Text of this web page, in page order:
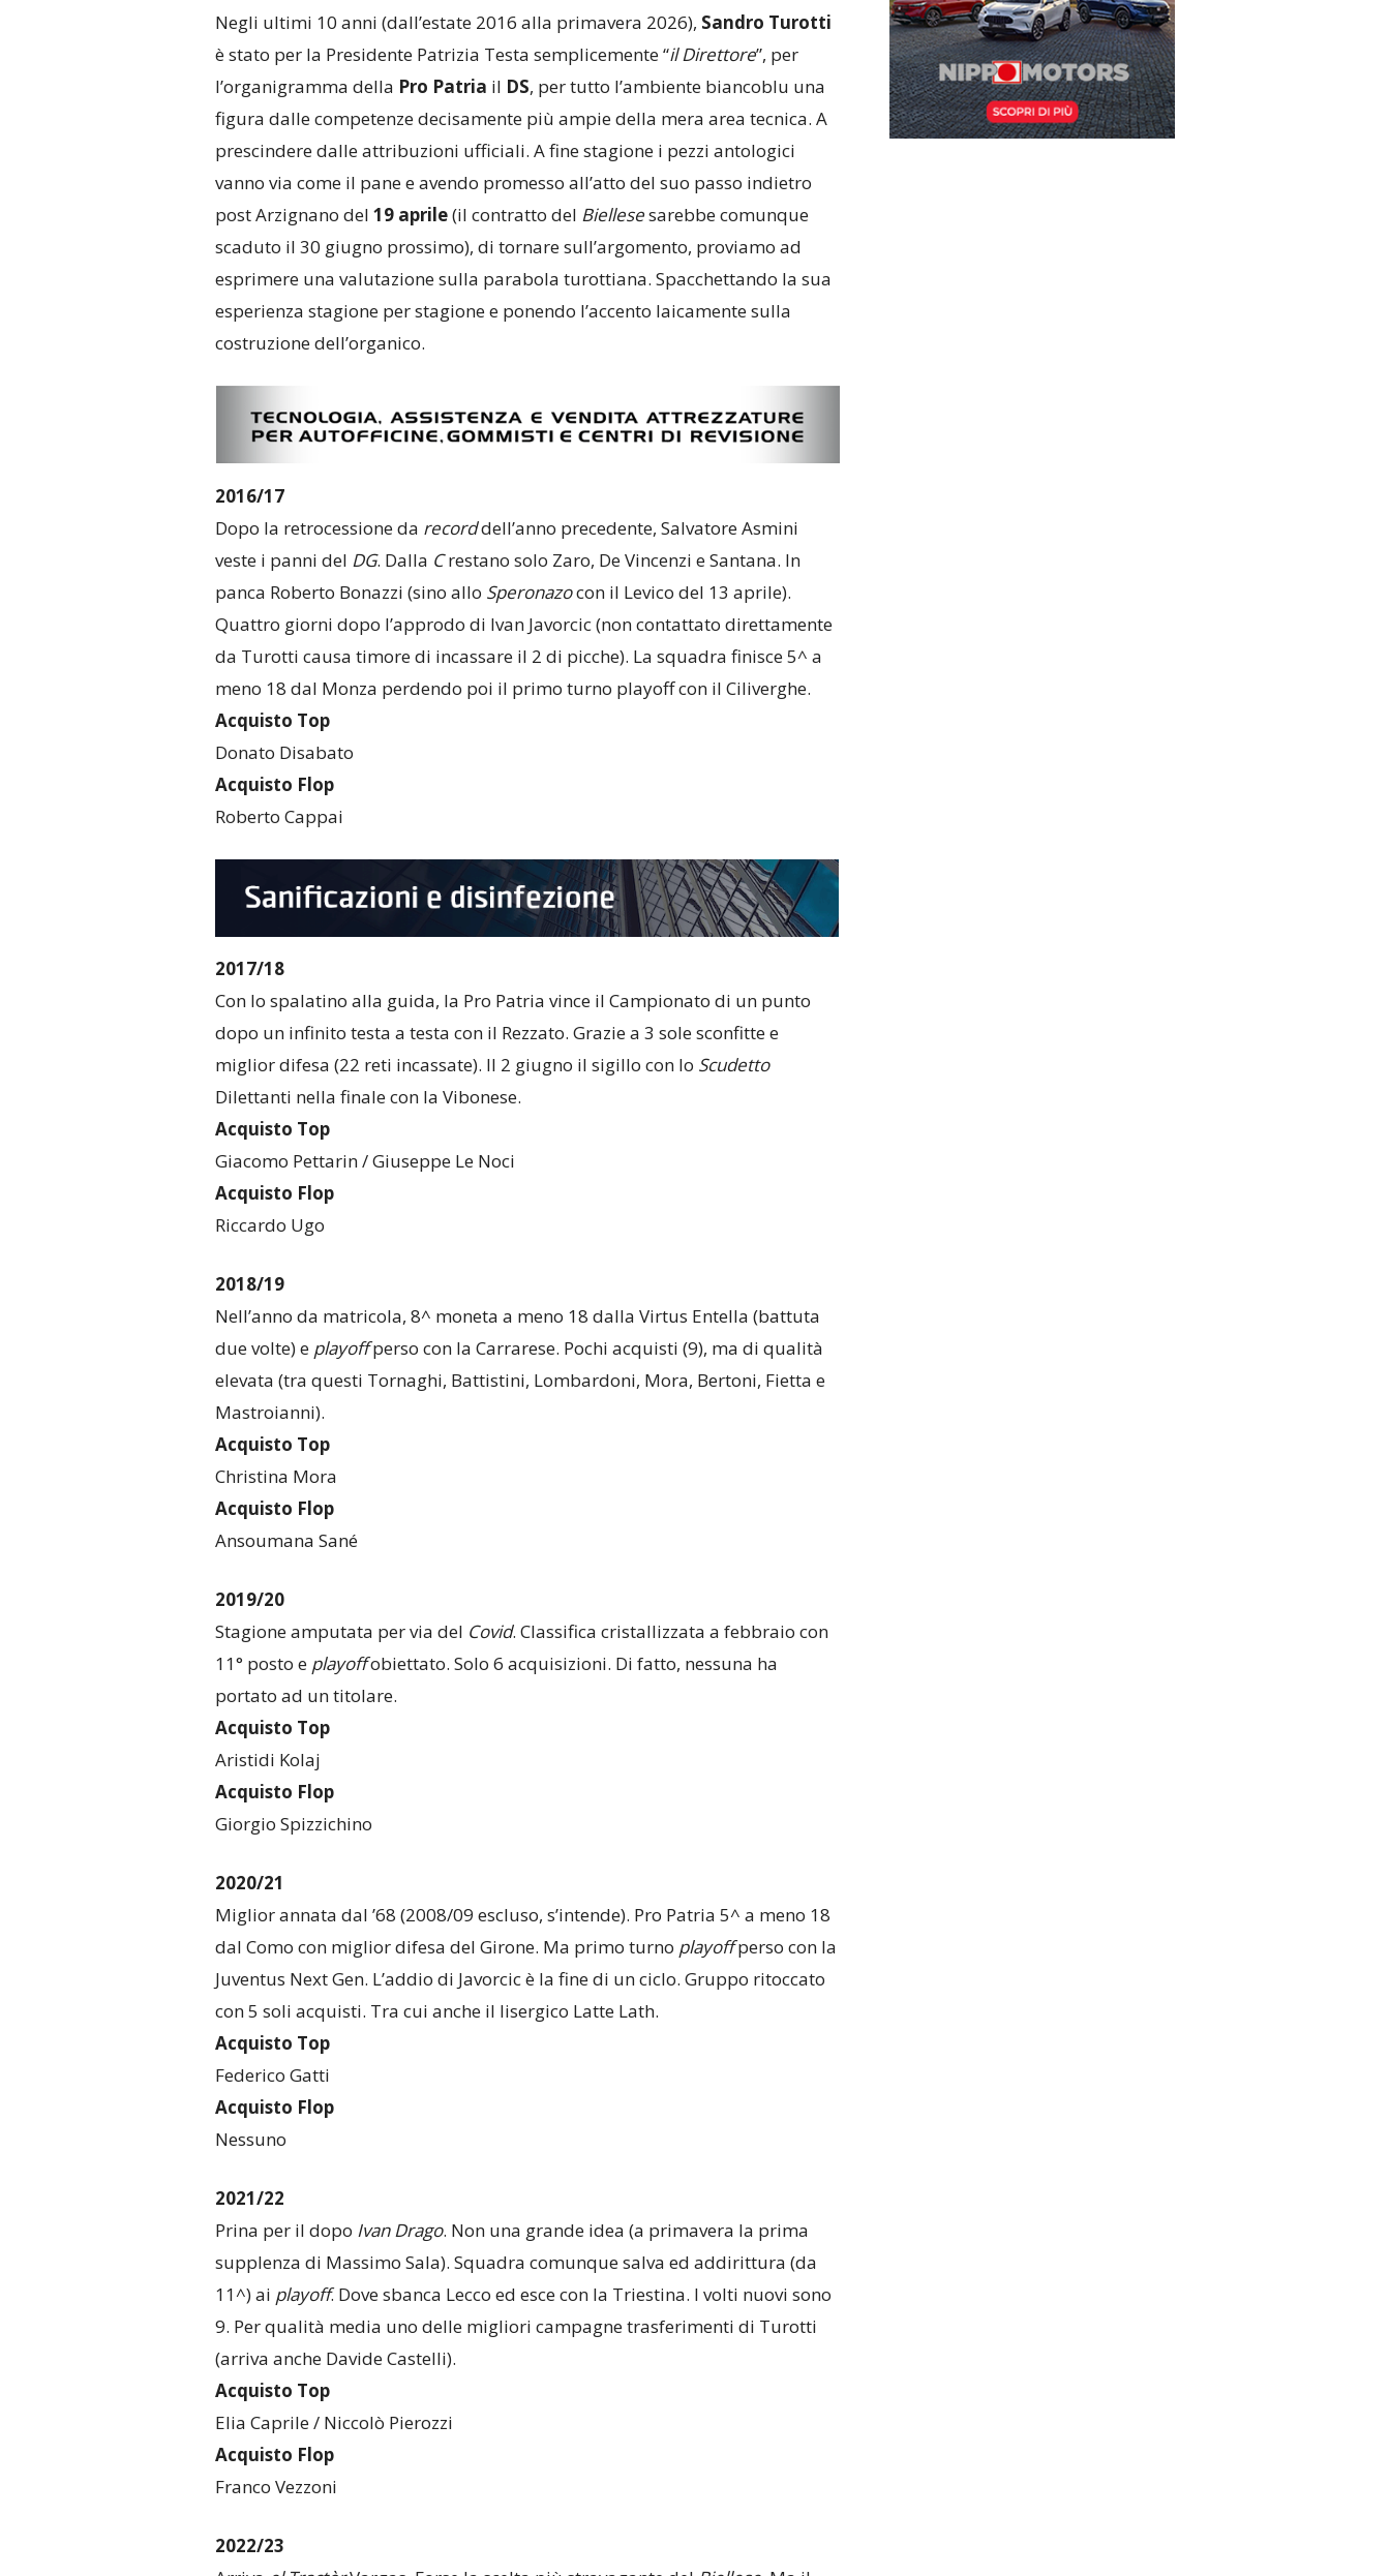
Negli ultimi 10 anni (dall’estate 2016 alla primavera 2026), Sandro Turotti
è stato per la Presidente Patrizia Testa semplicemente “il Direttore”, per
l’organigramma della Pro Patria il DS, per tutto l’ambiente biancoblu una
figura dalle competenze decisamente più ampie della mera area tecnica. A
prescindere dalle attribuzioni ufficiali. A fine stagione i pezzi antologici
vanno via come il pane e avendo promesso all’atto del suo passo indietro
post Arzignano del 19 aprile(il contratto del Biellesesarebbe comunque
scaduto il 30 giugno prossimo), di tornare sull’argomento, proviamo ad
esprimere una valutazione sulla parabola turottiana. Spacchettando la sua
esperienza stagione per stagione e ponendo l’accento laicamente sulla
costruzione dell’organico.
2016/17
Dopo la retrocessione da recorddell’anno precedente, Salvatore Asmini
veste i panni del DG. Dalla Crestano solo Zaro, De Vincenzi e Santana. In
panca Roberto Bonazzi (sino allo Speronazocon il Levico del 13 aprile).
Quattro giorni dopo l’approdo di Ivan Javorcic (non contattato direttamente
da Turotti causa timore di incassare il 2 di picche). La squadra finisce 5^ a
meno 18 dal Monza perdendo poi il primo turno playoff con il Ciliverghe.
Acquisto Top
Donato Disabato
Acquisto Flop
Roberto Cappai
2017/18
Con lo spalatino alla guida, la Pro Patria vince il Campionato di un punto
dopo un infinito testa a testa con il Rezzato. Grazie a 3 sole sconfitte e
miglior difesa (22 reti incassate). Il 2 giugno il sigillo con lo Scudetto
Dilettanti nella finale con la Vibonese.
Acquisto Top
Giacomo Pettarin / Giuseppe Le Noci
Acquisto Flop
Riccardo Ugo
2018/19
Nell’anno da matricola, 8^ moneta a meno 18 dalla Virtus Entella (battuta
due volte) e playoffperso con la Carrarese. Pochi acquisti (9), ma di qualità
elevata (tra questi Tornaghi, Battistini, Lombardoni, Mora, Bertoni, Fietta e
Mastroianni).
Acquisto Top
Christina Mora
Acquisto Flop
Ansoumana Sané
2019/20
Stagione amputata per via del Covid. Classifica cristallizzata a febbraio con
11° posto e playoffobiettato. Solo 6 acquisizioni. Di fatto, nessuna ha
portato ad un titolare.
Acquisto Top
Aristidi Kolaj
Acquisto Flop
Giorgio Spizzichino
2020/21
Miglior annata dal ’68 (2008/09 escluso, s’intende). Pro Patria 5^ a meno 18
dal Como con miglior difesa del Girone. Ma primo turno playoffperso con la
Juventus Next Gen. L’addio di Javorcic è la fine di un ciclo. Gruppo ritoccato
con 5 soli acquisti. Tra cui anche il lisergico Latte Lath.
Acquisto Top
Federico Gatti
Acquisto Flop
Nessuno
2021/22
Prina per il dopo Ivan Drago. Non una grande idea (a primavera la prima
supplenza di Massimo Sala). Squadra comunque salva ed addirittura (da
11^) ai playoff. Dove sbanca Lecco ed esce con la Triestina. I volti nuovi sono
9. Per qualità media uno delle migliori campagne trasferimenti di Turotti
(arriva anche Davide Castelli).
Acquisto Top
Elia Caprile / Niccolò Pierozzi
Acquisto Flop
Franco Vezzoni
2022/23